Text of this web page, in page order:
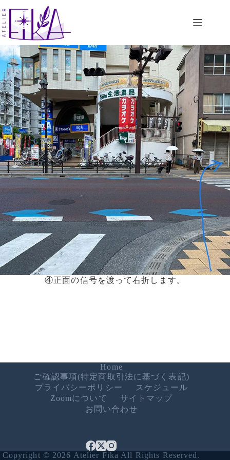
ン
テ
ン
ツ
へ
ス
キ
ッ
プ
④正面の信号を渡って右折します。
Home
ご確認事項(特定商取引法に基づく表記)
プライバシーポリシー
スケジュール
Zoomについて
サイトマップ
お問い合わせ
Copyright © 2026 Atelier Fika All Rights Reserved.